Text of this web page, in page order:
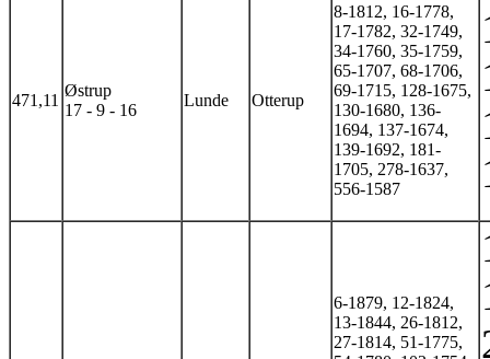
471,11
Østrup
17 - 9 - 16
Lunde Otterup
8-1812, 16-1778,
17-1782, 32-1749,
34-1760, 35-1759,
65-1707, 68-1706,
69-1715, 128-1675,
130-1680, 136-
1694, 137-1674,
139-1692, 181-
1705, 278-1637,
556-1587
6-1879, 12-1824,
13-1844, 26-1812,
27-1814, 51-1775,